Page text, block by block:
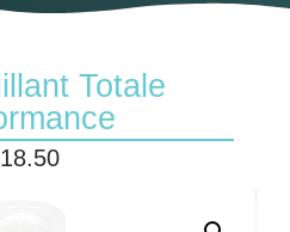
Totale
18.50